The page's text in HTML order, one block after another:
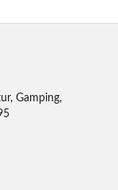
Gamping,